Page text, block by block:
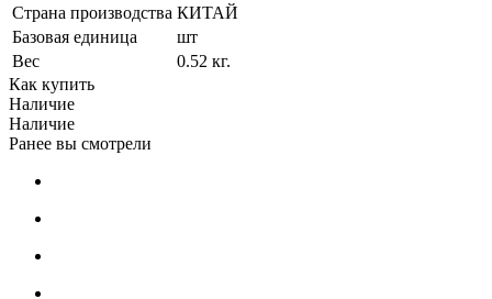
Страна производства КИТАЙ
Базовая единица
шт
Вес
0.52 кг.
Как купить
Наличие
Наличие
Ранее вы смотрели